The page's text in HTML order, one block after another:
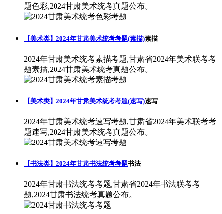
题色彩,2024甘肃美术统考真题公布。
【美术类】2024年甘肃美术统考考题(素描)素描
2024年甘肃美术统考素描考题,甘肃省2024年美术联考考
题素描,2024甘肃美术统考真题公布。
【美术类】2024年甘肃美术统考考题(速写)速写
2024年甘肃美术统考速写考题,甘肃省2024年美术联考考
题速写,2024甘肃美术统考真题公布。
【书法类】2024年甘肃书法统考考题书法
2024年甘肃书法统考考题,甘肃省2024年书法联考考
题,2024甘肃书法统考真题公布。